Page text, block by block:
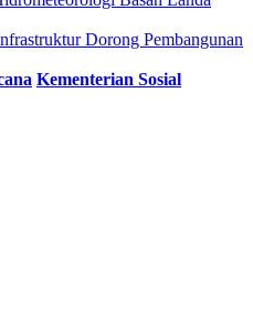
Dorong Pembangunan
Kementerian Sosial